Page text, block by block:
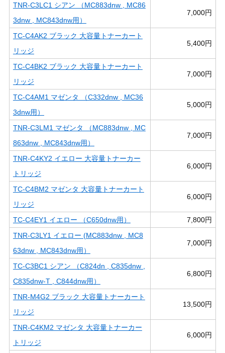
TNR-C3LC1 シアン （MC883dnw , MC86
3dnw , MC843dnw用）
7,000円
TC-C4AK2 ブラック 大容量トナーカート
リッジ
5,400円
TC-C4BK2 ブラック 大容量トナーカート
リッジ
7,000円
TC-C4AM1 マゼンタ （C332dnw , MC36
3dnw用）
5,000円
TNR-C3LM1 マゼンタ （MC883dnw , MC
863dnw , MC843dnw用）
7,000円
TNR-C4KY2 イエロー 大容量トナーカー
トリッジ
6,000円
TC-C4BM2 マゼンタ 大容量トナーカート
リッジ
6,000円
TC-C4EY1 イエロー （C650dnw用）
7,800円
TNR-C3LY1 イエロー (MC883dnw , MC8
63dnw , MC843dnw用）
7,000円
TC-C3BC1 シアン （C824dn , C835dnw ,
C835dnw-T , C844dnw用）
6,800円
TNR-M4G2 ブラック 大容量トナーカート
リッジ
13,500円
TNR-C4KM2 マゼンタ 大容量トナーカー
トリッジ
6,000円